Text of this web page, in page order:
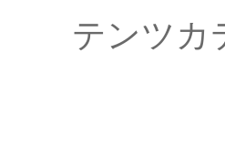
テンツカ